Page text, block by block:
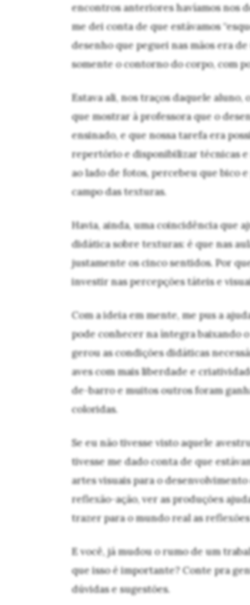
encontros anteriores havíamos nos
me dei conta de que estávamos
desenho que peguei nas mãos era
somente o contorno do corpo, com
Estava ali, nos traços daquele
que mostrar à professora que o
ensinado, e que nossa tarefa era
repertório e disponibilizar técnicas
ao lado de fotos, percebeu que bico
campo das texturas.
Havia, ainda, uma coincidência que
didática sobre texturas: é que nas
justamente os cinco sentidos. Por
investir nas percepções táteis e
Com a ideia em mente, me pus a
pode conhecer na íntegra baixando
gerou as condições didáticas
aves com mais liberdade e
de-barro e muitos outros foram
coloridas.
Se eu não tivesse visto aquele
tivesse me dado conta de que
artes visuais para o
reflexão-ação, ver as produções
trazer para o mundo real as
E você, já mudou o rumo de um
que isso é importante? Conte pra
dúvidas e sugestões.